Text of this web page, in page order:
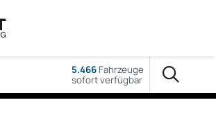
5.466Fahrzeuge
sofort verfügbar